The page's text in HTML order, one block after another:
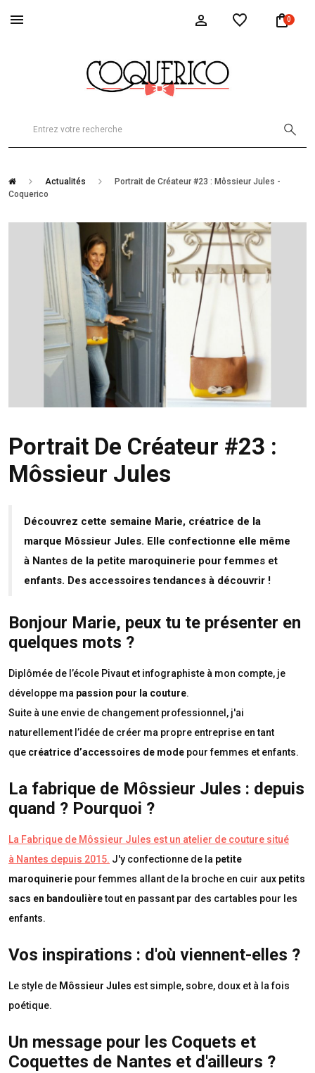
0
Actualités
Portrait de Créateur #23 : Môssieur Jules -
Coquerico
Portrait De Créateur #23 :
Môssieur Jules
Découvrez cette semaine Marie, créatrice de la
marque Môssieur Jules. Elle confectionne elle même
à Nantes de la petite maroquinerie pour femmes et
enfants. Des accessoires tendances à découvrir !
Bonjour Marie, peux tu te présenter en
quelques mots ?
Diplômée de l’école Pivaut et infographiste à mon compte, je
développe ma passion pour la couture.
Suite à une envie de changement professionnel, j'ai
naturellement l’idée de créer ma propre entreprise en tant
que créatrice d’accessoires de mode pour femmes et enfants.
La fabrique de Môssieur Jules : depuis
quand ? Pourquoi ?
La Fabrique de Môssieur Jules est un atelier de couture situé
à Nantes depuis 2015. J'y confectionne de la petite
maroquinerie pour femmes allant de la broche en cuir aux petits
sacs en bandoulièretout en passant par des cartables pour les
enfants.
Vos inspirations : d'où viennent-elles ?
Le style de Môssieur Jules est simple, sobre, doux et à la fois
poétique.
Un message pour les Coquets et
Coquettes de Nantes et d'ailleurs ?